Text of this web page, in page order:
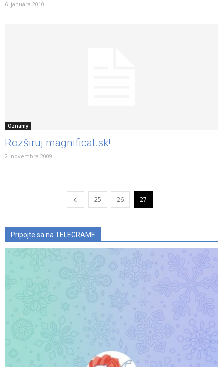
6. januára 2010
Oznamy
Rozširuj magnificat.sk!
2. novembra 2009
25 26 27
Pripojte sa na TELEGRAME